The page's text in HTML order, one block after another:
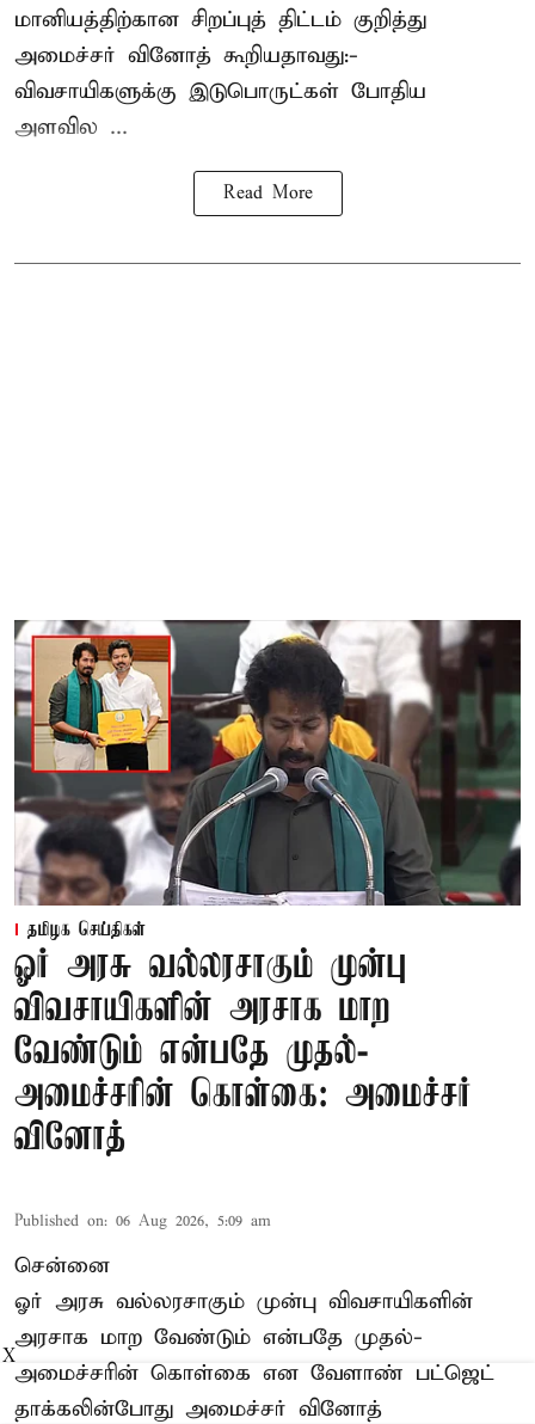
மானியத்திற்கான சிறப்புத் திட்டம் குறித்து
அமைச்சர் வினோத் கூறியதாவது:-
விவசாயிகளுக்கு இடுபொருட்கள் போதிய
அளவில ...
Read More
தமிழக செய்திகள்
ஓர் அரசு வல்லரசாகும் முன்பு
விவசாயிகளின் அரசாக மாற
வேண்டும் என்பதே முதல்-
அமைச்சரின் கொள்கை: அமைச்சர்
வினோத்
Published on: 06 Aug 2026, 5:09 am
சென்னை
ஓர் அரசு வல்லரசாகும் முன்பு விவசாயிகளின்
அரசாக மாற வேண்டும் என்பதே முதல்-
அமைச்சரின் கொள்கை என வேளாண் பட்ஜெட்
தாக்கலின்போது அமைச்சர் வினோத்
X